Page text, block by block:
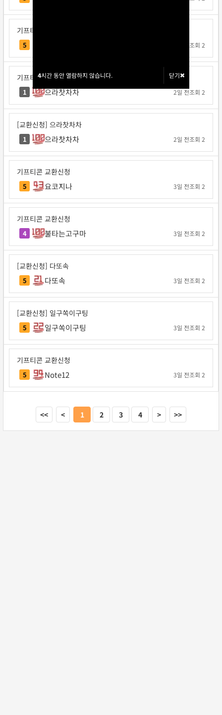
4시간 동안 열람하지 않습니다. 닫기
4시간 동안 열람하지 않습니다. 닫기
기프티콘 교환신청
5 조회 2
기프티콘 교환신청
1 으라찻차차 2일 전조회 2
[교환신청] 으라찻차차
1 으라찻차차 2일 전조회 2
기프티콘 교환신청
5 요코지나 3일 전조회 2
기프티콘 교환신청
4 불타는고구마 3일 전조회 2
[교환신청] 다또속
5 다또속 3일 전조회 2
[교환신청] 일구쏙이구팅
5 일구쏙이구팅 3일 전조회 2
기프티콘 교환신청
5 Note12 3일 전조회 2
<< < 1 2 3 4 > >>